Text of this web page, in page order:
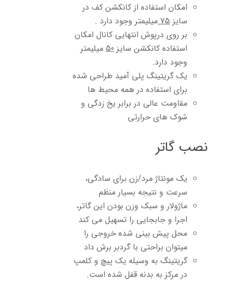
امکان استفاده از کانکشن کف در
سایز75 میلیمتر وجود دارد .
بر روی درپوش انتهایی کانال امکان
استفاده کانکشن سایز50 میلیمتر
وجود دارد.
یک گریتینگ پلی آمید طراحی شده
برای استفاده در همه محیط ها
مقاومت عالی در برابر یخ زدگی و
شوک های حرارتی
نصب گاتر
یک مونتاژ مرد/زن برای سادگی،
سرعت و نتیجه بسیار منظم
ماژولار و سبک وزن بودن این گاتر،
اجرا و جابجایی را تسهیل می کند
محل پیش بینی شده خروجی را
میتوان براحتی با گردبر برش داد
گریتینگ به وسیله یک پیچ و کلمپ
در مرکز به بدنه قفل شده است.